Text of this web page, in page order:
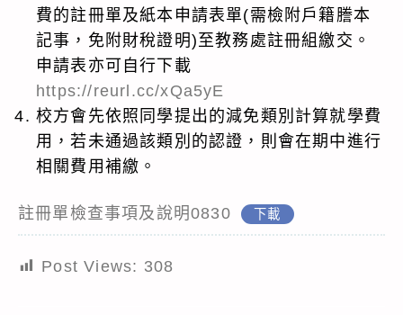
費的註冊單及紙本申請表單(需檢附戶籍謄本
記事，免附財稅證明)至教務處註冊組繳交。
申請表亦可自行下載
https://reurl.cc/xQa5yE
校方會先依照同學提出的減免類別計算就學費
用，若未通過該類別的認證，則會在期中進行
相關費用補繳。
註冊單檢查事項及說明0830 下載
Post Views: 308